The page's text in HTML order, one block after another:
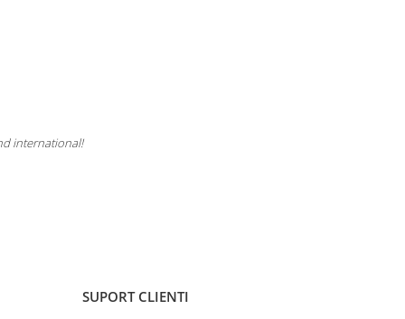
international!
SUPORT CLIENTI